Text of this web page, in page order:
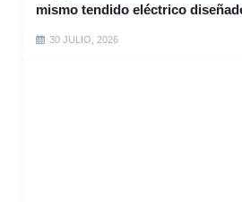
mismo tendido eléctrico
30 JULIO, 2026